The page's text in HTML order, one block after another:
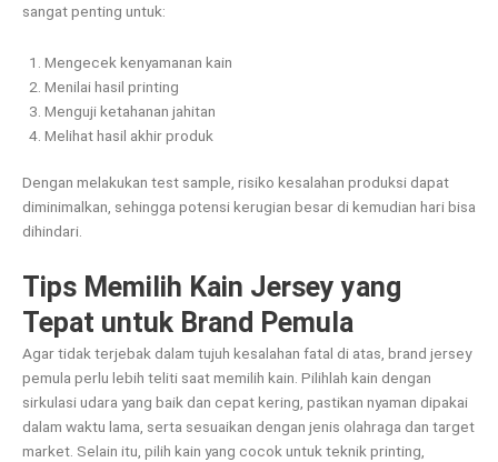
sangat penting untuk:
Mengecek kenyamanan kain
Menilai hasil printing
Menguji ketahanan jahitan
Melihat hasil akhir produk
Dengan melakukan test sample, risiko kesalahan produksi dapat
diminimalkan, sehingga potensi kerugian besar di kemudian hari bisa
dihindari.
Tips Memilih Kain Jersey yang
Tepat untuk Brand Pemula
Agar tidak terjebak dalam tujuh kesalahan fatal di atas, brand jersey
pemula perlu lebih teliti saat memilih kain. Pilihlah kain dengan
sirkulasi udara yang baik dan cepat kering, pastikan nyaman dipakai
dalam waktu lama, serta sesuaikan dengan jenis olahraga dan target
market. Selain itu, pilih kain yang cocok untuk teknik printing,